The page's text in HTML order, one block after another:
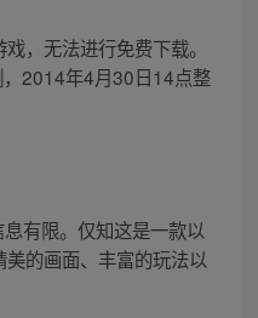
，无法进行免费下载。
2014年4月30日14点整
有限。仅知这是一款以
的画面、丰富的玩法以